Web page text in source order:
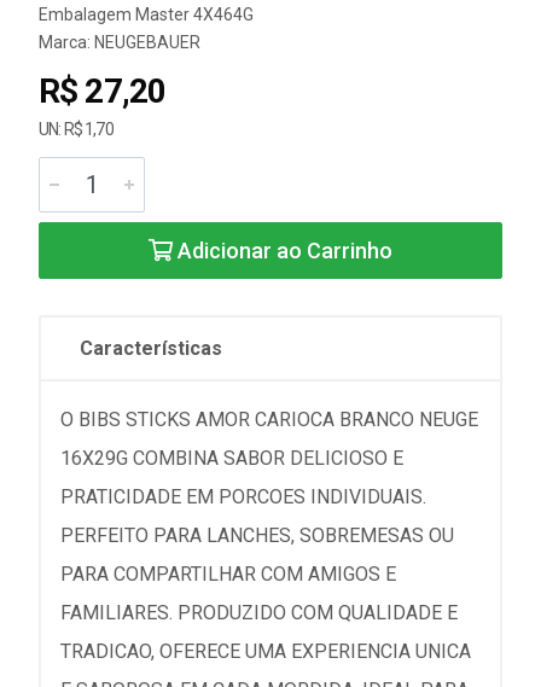
Embalagem Master 4X464G
Marca: NEUGEBAUER
R$ 27,20
UN: R$ 1,70
Adicionar ao Carrinho
Características
O BIBS STICKS AMOR CARIOCA BRANCO NEUGE
16X29G COMBINA SABOR DELICIOSO E
PRATICIDADE EM PORCOES INDIVIDUAIS.
PERFEITO PARA LANCHES, SOBREMESAS OU
PARA COMPARTILHAR COM AMIGOS E
FAMILIARES. PRODUZIDO COM QUALIDADE E
TRADICAO, OFERECE UMA EXPERIENCIA UNICA